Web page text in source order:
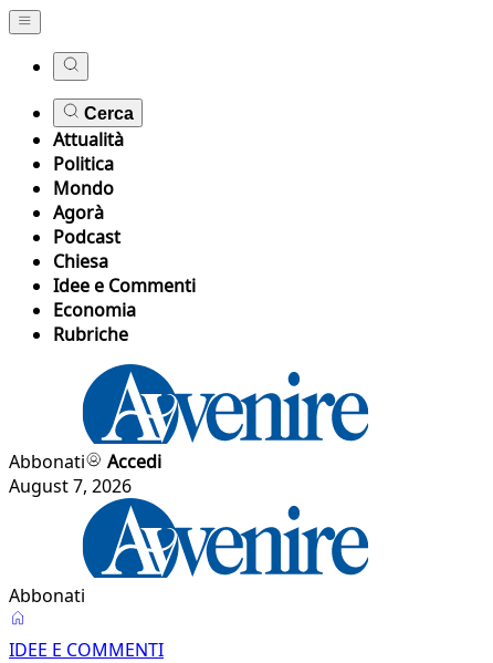
Cerca
Attualità
Politica
Mondo
Agorà
Podcast
Chiesa
Idee e Commenti
Economia
Rubriche
Abbonati
Accedi
August 7, 2026
Abbonati
IDEE E COMMENTI